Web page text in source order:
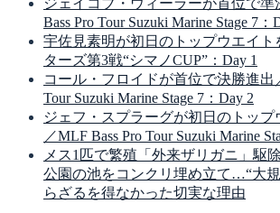
Bass Pro Tour Suzuki Marine Stage 7：
宇佐見素明が初日のトップウエイト
ターズ第3戦“シマノCUP”：Day 1
コール・フロイドが首位で決勝進出
Tour Suzuki Marine Stage 7：Day 2
ジェフ・スプラーグが初日のトップ
／MLF Bass Pro Tour Suzuki Marine
メス1匹で繁殖「外来ザリガニ」駆
公園の池をコンクリ埋め立て…“大
らざるを得なかった切実な理由